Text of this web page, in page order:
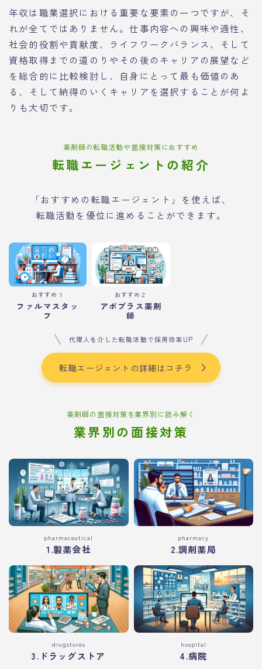
年収は職業選択における重要な要素の一つですが、そ
れが全てではありません。仕事内容への興味や適性、
社会的役割や貢献度、ライフワークバランス、そして
資格取得までの道のりやその後のキャリアの展望など
を総合的に比較検討し、自身にとって最も価値のあ
る、そして納得のいくキャリアを選択することが何よ
りも大切です。
薬剤師の転職活動や面接対策におすすめ
転職エージェントの紹介
「おすすめの転職エージェント」を使えば、
転職活動を優位に進めることができます。
おすすめ１
ファルマスタッ
フ
おすすめ２
アポプラス薬剤
師
代理人を介した転職活動で採用効率UP
転職エージェントの詳細はコチラ
薬剤師の面接対策を業界別に読み解く
業界別の面接対策
pharmaceutical
1.製薬会社
pharmacy
2.調剤薬局
drugstores
3.ドラッグストア
hospital
4.病院